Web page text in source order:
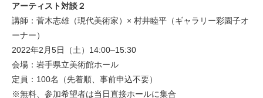
アーティスト対談２
講師：菅木志雄（現代美術家）× 村井睦平（ギャラリー彩園子オ
ーナー）
2022年2月5日（土）14:00–15:30
会場：岩手県立美術館ホール
定員：100名（先着順、事前申込不要）
※無料、参加希望者は当日直接ホールに集合